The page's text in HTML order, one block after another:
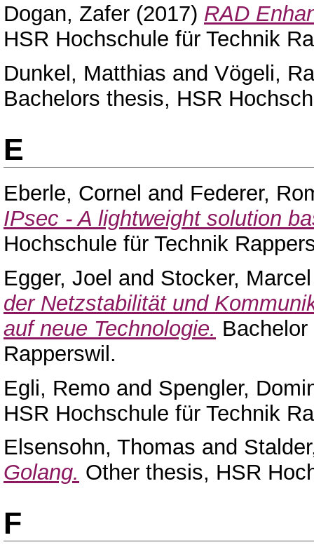
Dogan, Zafer (2017) RAD
HSR Hochschule für Technik
Dunkel, Matthias and Vögeli,
Bachelors thesis, HSR
E
Eberle, Cornel and Federer,
IPsec - A lightweight solution
Hochschule für Technik
Egger, Joel and Stocker, Marcel
der Netzstabilität und
auf neue Technologie.
Rapperswil.
Egli, Remo and Spengler,
HSR Hochschule für Technik
Elsensohn, Thomas and
Golang. Other thesis, HSR
F